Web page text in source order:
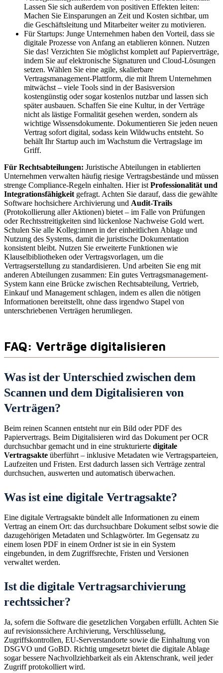
Lassen Sie sich außerdem von positiven Effekten leiten:
Machen Sie Einsparungen an Zeit und Kosten sichtbar, um
die Geschäftsleitung und Mitarbeiter weiter zu motivieren.
Für Startups: Junge Unternehmen haben den Vorteil, dass sie
digitale Prozesse von Anfang an etablieren können. Nutzen
Sie das! Verzichten Sie möglichst komplett auf Papierverträge,
indem Sie auf elektronische Signaturen und Cloud-Lösungen
setzen. Wählen Sie eine agile, skalierbare
Vertragsmanagement-Plattform, die mit Ihrem Unternehmen
mitwächst – viele Tools sind in der Basisversion
kostengünstig oder sogar kostenlos nutzbar und lassen sich
später ausbauen. Schaffen Sie eine Kultur, in der Verträge
nicht als lästige Formalität gesehen werden, sondern als
wichtige Wissensdokumente. Dokumentieren Sie jeden neuen
Vertrag sofort digital, sodass kein Wildwuchs entsteht. So
behält Ihr Startup auch im Wachstum die Vertragslage im
Griff.
Für Rechtsabteilungen: Juristische Abteilungen in etablierten
Unternehmen verwalten häufig riesige Vertragsbestände und müssen
strenge Compliance-Regeln einhalten. Hier ist Professionalität und
Integrationsfähigkeit gefragt. Achten Sie darauf, dass die gewählte
Software hochsichere Archivierung und Audit-Trails
(Protokollierung aller Aktionen) bietet – im Falle von Prüfungen
oder Rechtsstreitigkeiten sind lückenlose Nachweise Gold wert.
Schulen Sie alle Kolleg:innen in der einheitlichen Ablage und
Nutzung des Systems, damit die juristische Dokumentation
konsistent bleibt. Nutzen Sie erweiterte Funktionen wie
Klauselbibliotheken oder Vertragsvorlagen, um die
Vertragserstellung zu standardisieren. Und arbeiten Sie eng mit
anderen Abteilungen zusammen: Ein gutes Vertragsmanagement-
System kann eine Brücke zwischen Rechtsabteilung, Vertrieb,
Einkauf und Management schlagen, indem es allen die nötigen
Informationen bereitstellt, ohne dass irgendwo Stapel von
unterschriebenen Verträgen herumliegen.
FAQ: Verträge digitalisieren
Was ist der Unterschied zwischen dem
Scannen und dem Digitalisieren von
Verträgen?
Beim reinen Scannen entsteht nur ein Bild oder PDF des
Papiervertrags. Beim Digitalisieren wird das Dokument per OCR
durchsuchbar gemacht und in eine strukturierte digitale
Vertragsakte überführt – inklusive Metadaten wie Vertragsparteien,
Laufzeiten und Fristen. Erst dadurch lassen sich Verträge zentral
durchsuchen, auswerten und automatisch überwachen.
Was ist eine digitale Vertragsakte?
Eine digitale Vertragsakte bündelt alle Informationen zu einem
Vertrag an einem Ort: das durchsuchbare Dokument selbst sowie die
dazugehörigen Metadaten und Schlagwörter. Im Gegensatz zu
einem losen PDF in einem Ordner ist sie in ein System
eingebunden, in dem Zugriffsrechte, Fristen und Versionen
verwaltet werden.
Ist die digitale Vertragsarchivierung
rechtssicher?
Ja, sofern die Software die gesetzlichen Vorgaben erfüllt. Achten Sie
auf revisionssichere Archivierung, Verschlüsselung,
Zugriffskontrollen, EU-Serverstandorte sowie die Einhaltung von
DSGVO und GoBD. Richtig umgesetzt bietet die digitale Ablage
sogar bessere Nachvollziehbarkeit als ein Aktenschrank, weil jeder
Zugriff protokolliert wird.